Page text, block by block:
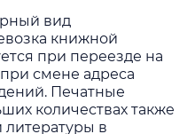
вид
книжной
при переезде на
смене адреса
Печатные
количествах также
в